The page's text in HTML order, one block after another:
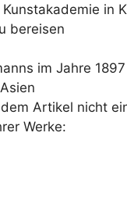
in
bereisen
im Jahre
Artikel nicht
Werke: